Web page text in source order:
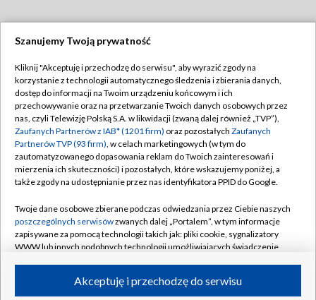
TVP
Abonament TVP
Emisja w TVP
Centrum informacji TVP
Naziemna Telewizja Cyfrowa
Rada Programowa
System NOS
Informacje o nadawcy
Program dla prasy
Regulamin TVP
Polityka prywatności
Moje zgody
Pomoc
Kontakt
Kanały
Szanujemy Twoją prywatność
Kliknij "Akceptuję i przechodzę do serwisu", aby wyrazić zgody na
korzystanie z technologii automatycznego śledzenia i zbierania danych,
dostęp do informacji na Twoim urządzeniu końcowym i ich
przechowywanie oraz na przetwarzanie Twoich danych osobowych przez
nas, czyli Telewizję Polską S.A. w likwidacji (zwaną dalej również „TVP”),
Zaufanych Partnerów z IAB* (1201 firm) oraz pozostałych Zaufanych
Partnerów TVP (93 firm), w celach marketingowych (w tym do
zautomatyzowanego dopasowania reklam do Twoich zainteresowań i
mierzenia ich skuteczności) i pozostałych, które wskazujemy poniżej, a
także zgody na udostępnianie przez nas identyfikatora PPID do Google.
Twoje dane osobowe zbierane podczas odwiedzania przez Ciebie naszych
poszczególnych serwisówzwanych dalej „Portalem”, w tym informacje
zapisywane za pomocą technologii takich jak: pliki cookie, sygnalizatory
WWW lub innych podobnych technologii umożliwiających świadczenie
ruchu w Internecie.Akceptuję i przechodzę do serwisu